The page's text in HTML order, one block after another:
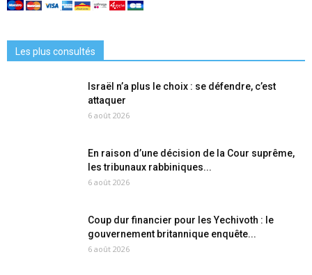
Les plus consultés
Israël n’a plus le choix : se défendre, c’est
attaquer
6 août 2026
En raison d’une décision de la Cour suprême,
les tribunaux rabbiniques...
6 août 2026
Coup dur financier pour les Yechivoth : le
gouvernement britannique enquête...
6 août 2026